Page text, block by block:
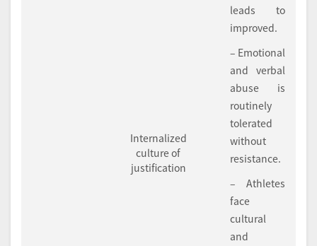
Internalized
culture of
justification
leads to
improved.
– Emotional
and verbal
abuse is
routinely
tolerated
without
resistance.
– Athletes
face
cultural
and